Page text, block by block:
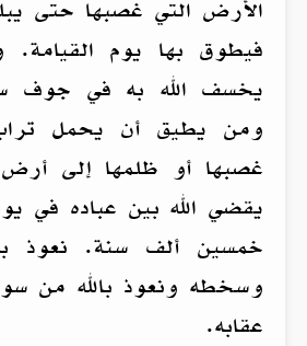
الأرض التي غصبها حتى
فيطوق بها يوم
يخسف الله به في جوف
ومن يطيق أن يحمل
غصبها أو ظلمها إلى
يقضي الله بين عباده في
خمسين ألف سنة. نعوذ
وسخطه ونعوذ بالله من
عقابه.